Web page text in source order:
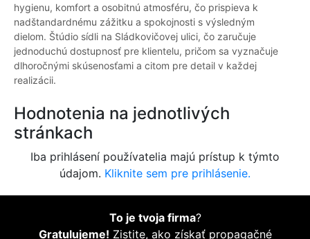
hygienu, komfort a osobitnú atmosféru, čo prispieva k
nadštandardnému zážitku a spokojnosti s výsledným
dielom. Štúdio sídli na Sládkovičovej ulici, čo zaručuje
jednoduchú dostupnosť pre klientelu, pričom sa vyznačuje
dlhoročnými skúsenosťami a citom pre detail v každej
realizácii.
Hodnotenia na jednotlivých
stránkach
Iba prihlásení používatelia majú prístup k týmto
údajom. Kliknite sem pre prihlásenie.
To je tvoja firma?
Gratulujeme! Zistite, ako získať propagačné